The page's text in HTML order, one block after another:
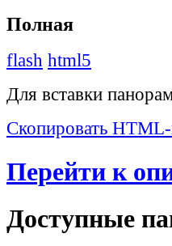
Полная
flash html5
Для вставки
Скопировать
Перейти к
Доступные